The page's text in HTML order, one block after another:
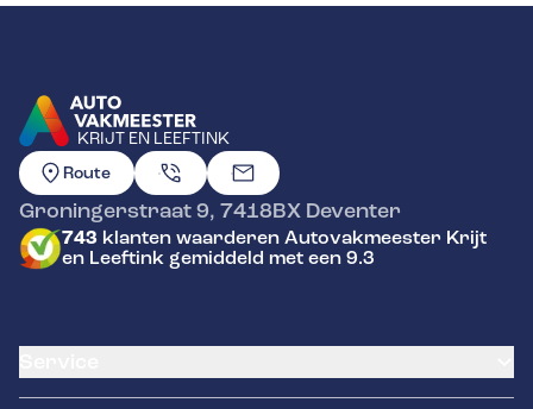
KRIJT EN LEEFTINK
GA NAAR DE HOMEPAGINA
Route
Groningerstraat 9, 7418BX Deventer
743 klanten waarderen Autovakmeester Krijt
en Leeftink gemiddeld met een 9.3